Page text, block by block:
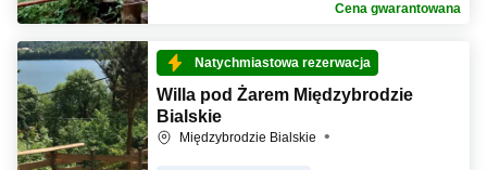
Cena gwarantowana
Natychmiastowa rezerwacja
Willa pod Żarem Międzybrodzie
Bialskie
Międzybrodzie Bialskie